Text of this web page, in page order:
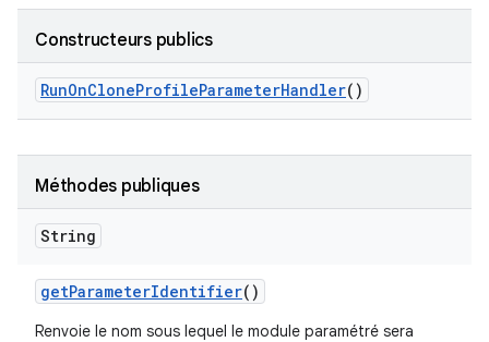
Constructeurs publics
RunOnCloneProfileParameterHandler()
Méthodes publiques
String
getParameterIdentifier()
Renvoie le nom sous lequel le module paramétré sera